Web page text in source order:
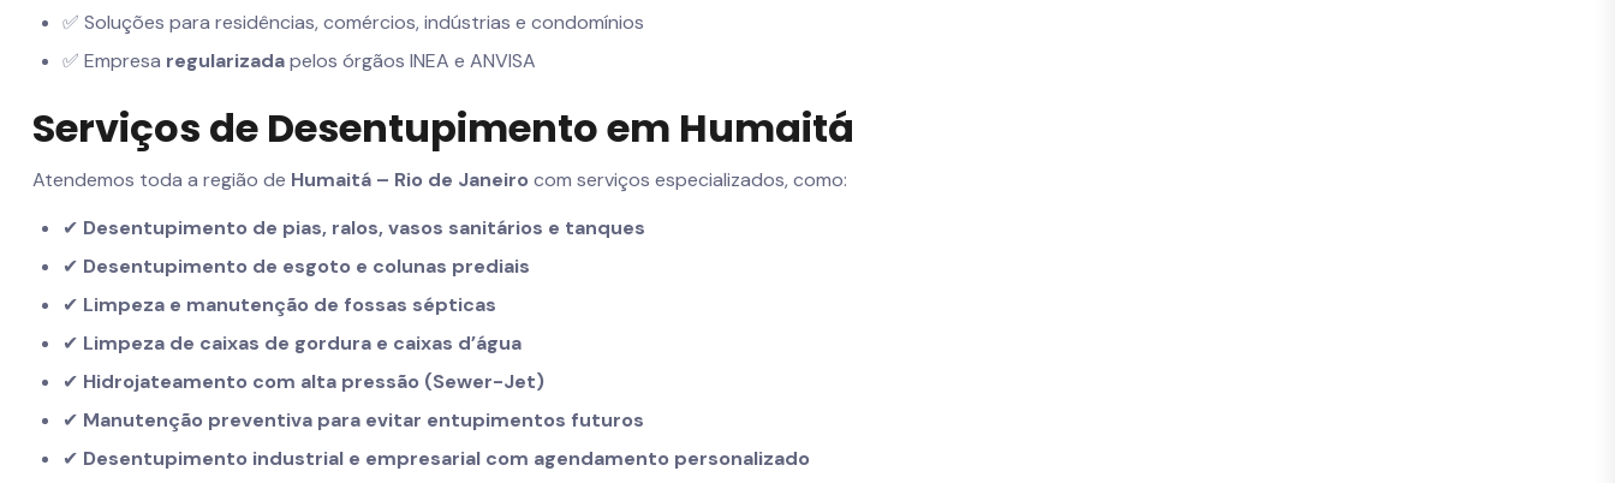
✅ Soluções para residências, comércios, indústrias e condomínios
✅ Empresa regularizadapelos órgãos INEA e ANVISA
Serviços de Desentupimento em Humaitá
Atendemos toda a região de Humaitá – Rio de Janeiro com serviços especializados, como:
✔ Desentupimento de pias, ralos, vasos sanitários e tanques
✔ Desentupimento de esgoto e colunas prediais
✔ Limpeza e manutenção de fossas sépticas
✔ Limpeza de caixas de gordura e caixas d’água
✔ Hidrojateamento com alta pressão (Sewer-Jet)
✔ Manutenção preventiva para evitar entupimentos futuros
✔ Desentupimento industrial e empresarial com agendamento personalizado